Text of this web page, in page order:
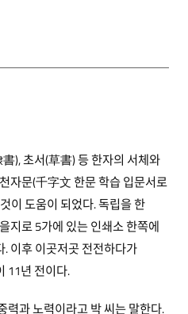
), 초서(草書) 등 한자의 서체와
자문(千字文 한문 학습 입문서로
이 도움이 되었다. 독립을 한
지로 5가에 있는 인쇄소 한쪽에
이후 이곳저곳 전전하다가
11년 전이다.
력과 노력이라고 박 씨는 말한다.